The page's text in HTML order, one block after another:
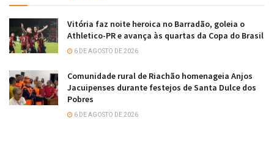
Vitória faz noite heroica no Barradão, goleia o
Athletico-PR e avança às quartas da Copa do Brasil
6 DE AGOSTO DE 2026
Comunidade rural de Riachão homenageia Anjos
Jacuipenses durante festejos de Santa Dulce dos
Pobres
6 DE AGOSTO DE 2026